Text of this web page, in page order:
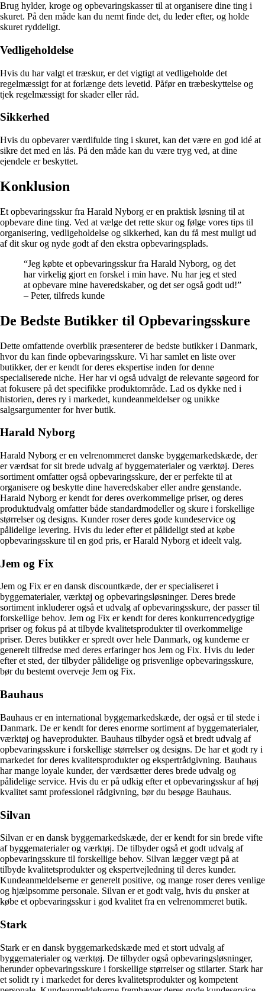
Brug hylder, kroge og opbevaringskasser til at organisere dine ting i
skuret. På den måde kan du nemt finde det, du leder efter, og holde
skuret ryddeligt.
Vedligeholdelse
Hvis du har valgt et træskur, er det vigtigt at vedligeholde det
regelmæssigt for at forlænge dets levetid. Påfør en træbeskyttelse og
tjek regelmæssigt for skader eller råd.
Sikkerhed
Hvis du opbevarer værdifulde ting i skuret, kan det være en god idé at
sikre det med en lås. På den måde kan du være tryg ved, at dine
ejendele er beskyttet.
Konklusion
Et opbevaringsskur fra Harald Nyborg er en praktisk løsning til at
opbevare dine ting. Ved at vælge det rette skur og følge vores tips til
organisering, vedligeholdelse og sikkerhed, kan du få mest muligt ud
af dit skur og nyde godt af den ekstra opbevaringsplads.
“Jeg købte et opbevaringsskur fra Harald Nyborg, og det
har virkelig gjort en forskel i min have. Nu har jeg et sted
at opbevare mine haveredskaber, og det ser også godt ud!”
– Peter, tilfreds kunde
De Bedste Butikker til Opbevaringsskure
Dette omfattende overblik præsenterer de bedste butikker i Danmark,
hvor du kan finde opbevaringsskure. Vi har samlet en liste over
butikker, der er kendt for deres ekspertise inden for denne
specialiserede niche. Her har vi også udvalgt de relevante søgeord for
at fokusere på det specifikke produktområde. Lad os dykke ned i
historien, deres ry i markedet, kundeanmeldelser og unikke
salgsargumenter for hver butik.
Harald Nyborg
Harald Nyborg er en velrenommeret danske byggemarkedskæde, der
er værdsat for sit brede udvalg af byggematerialer og værktøj. Deres
sortiment omfatter også opbevaringsskure, der er perfekte til at
organisere og beskytte dine haveredskaber eller andre genstande.
Harald Nyborg er kendt for deres overkommelige priser, og deres
produktudvalg omfatter både standardmodeller og skure i forskellige
størrelser og designs. Kunder roser deres gode kundeservice og
pålidelige levering. Hvis du leder efter et pålideligt sted at købe
opbevaringsskure til en god pris, er Harald Nyborg et ideelt valg.
Jem og Fix
Jem og Fix er en dansk discountkæde, der er specialiseret i
byggematerialer, værktøj og opbevaringsløsninger. Deres brede
sortiment inkluderer også et udvalg af opbevaringsskure, der passer til
forskellige behov. Jem og Fix er kendt for deres konkurrencedygtige
priser og fokus på at tilbyde kvalitetsprodukter til overkommelige
priser. Deres butikker er spredt over hele Danmark, og kunderne er
generelt tilfredse med deres erfaringer hos Jem og Fix. Hvis du leder
efter et sted, der tilbyder pålidelige og prisvenlige opbevaringsskure,
bør du bestemt overveje Jem og Fix.
Bauhaus
Bauhaus er en international byggemarkedskæde, der også er til stede i
Danmark. De er kendt for deres enorme sortiment af byggematerialer,
værktøj og haveprodukter. Bauhaus tilbyder også et bredt udvalg af
opbevaringsskure i forskellige størrelser og designs. De har et godt ry i
markedet for deres kvalitetsprodukter og ekspertrådgivning. Bauhaus
har mange loyale kunder, der værdsætter deres brede udvalg og
pålidelige service. Hvis du er på udkig efter et opbevaringsskur af høj
kvalitet samt professionel rådgivning, bør du besøge Bauhaus.
Silvan
Silvan er en dansk byggemarkedskæde, der er kendt for sin brede vifte
af byggematerialer og værktøj. De tilbyder også et godt udvalg af
opbevaringsskure til forskellige behov. Silvan lægger vægt på at
tilbyde kvalitetsprodukter og ekspertvejledning til deres kunder.
Kundeanmeldelserne er generelt positive, og mange roser deres venlige
og hjælpsomme personale. Silvan er et godt valg, hvis du ønsker at
købe et opbevaringsskur i god kvalitet fra en velrenommeret butik.
Stark
Stark er en dansk byggemarkedskæde med et stort udvalg af
byggematerialer og værktøj. De tilbyder også opbevaringsløsninger,
herunder opbevaringsskure i forskellige størrelser og stilarter. Stark har
et solidt ry i markedet for deres kvalitetsprodukter og kompetent